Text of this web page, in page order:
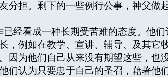
分担。剩下的一些例行公事，神父做
经看成一种长期受苦难的态度。他
，例如在教学、宣讲、辅导、及其它
因为他们自己从来没有期望这些，也
们认为只要忠于自己的圣召，藉著他